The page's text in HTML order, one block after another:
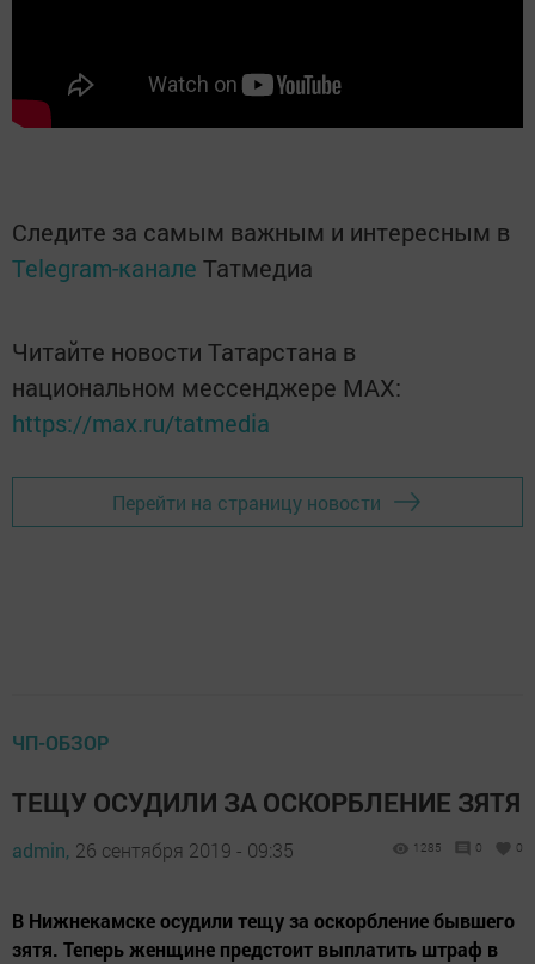
Следите за самым важным и интересным в
Telegram-канале Татмедиа
Читайте новости Татарстана в
национальном мессенджере MАХ:
https://max.ru/tatmedia
Перейти на страницу новости
ЧП-ОБЗОР
ТЕЩУ ОСУДИЛИ ЗА ОСКОРБЛЕНИЕ ЗЯТЯ
admin, 26 сентября 2019 - 09:35 1285 0 0
В Нижнекамске осудили тещу за оскорбление бывшего
зятя. Теперь женщине предстоит выплатить штраф в